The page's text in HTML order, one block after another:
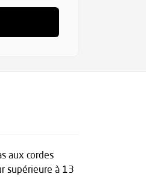
aux cordes
supérieure à 13